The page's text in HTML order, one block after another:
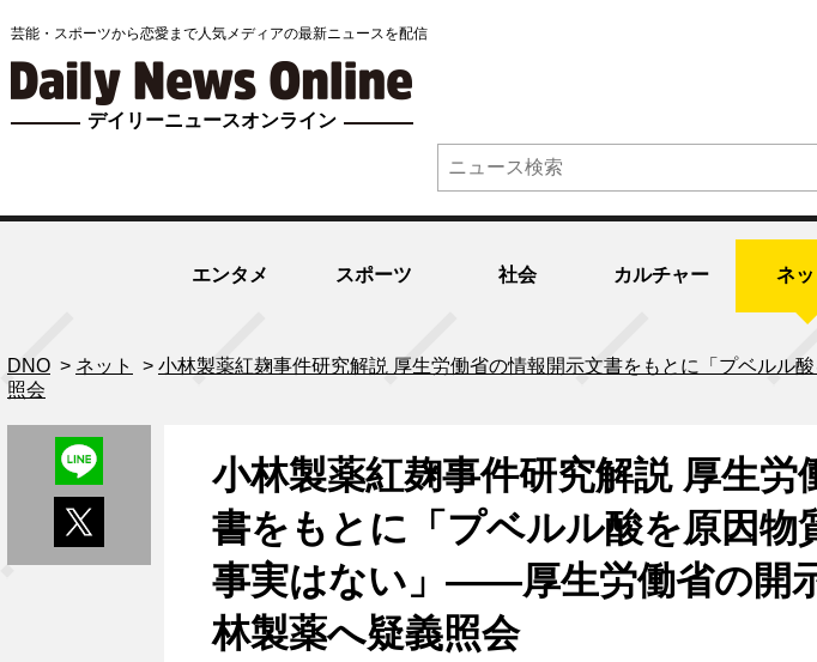
芸能・スポーツから恋愛まで人気メディアの最新ニュースを配信
デイリーニュースオンライン
エンタメ スポーツ 社会 カルチャー ネッ
DNO > ネット > 小林製薬紅麹事件研究解説 厚生労働省の情報開示文書をもとに「プベル
照会
小林製薬紅麹事件研究解説 厚生労
書をもとに「プベルル酸を原因物
事実はない」——厚生労働省の開
林製薬へ疑義照会